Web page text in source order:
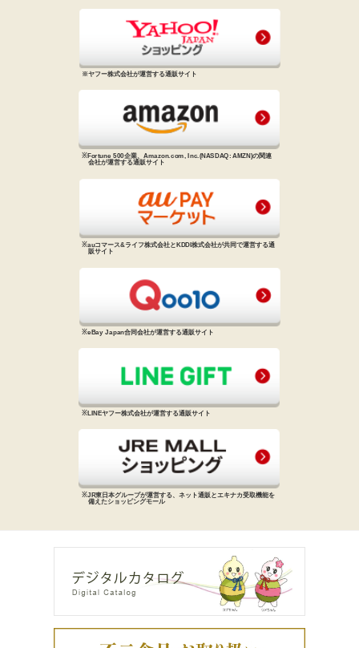
※ヤフー株式会社が運営する通販サイト
※Fortune 500企業、Amazon.com, Inc.(NASDAQ: AMZN)の関連
会社が運営する通販サイト
※auコマース&ライフ株式会社と KDDI株式会社が共同で運営する通
販サイト
※eBay Japan合同会社が運営する通販サイト
※LINEヤフー株式会社が運営する通販サイト
※JR東日本グループが運営する、 ネット通販とエキナカ受取機能を
備えたショッピングモール